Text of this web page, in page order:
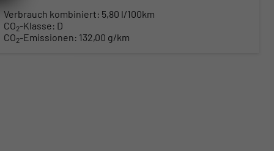
Verbrauch kombiniert: 5,80 l/100km
CO2-Klasse: D
CO2-Emissionen: 132,00 g/km